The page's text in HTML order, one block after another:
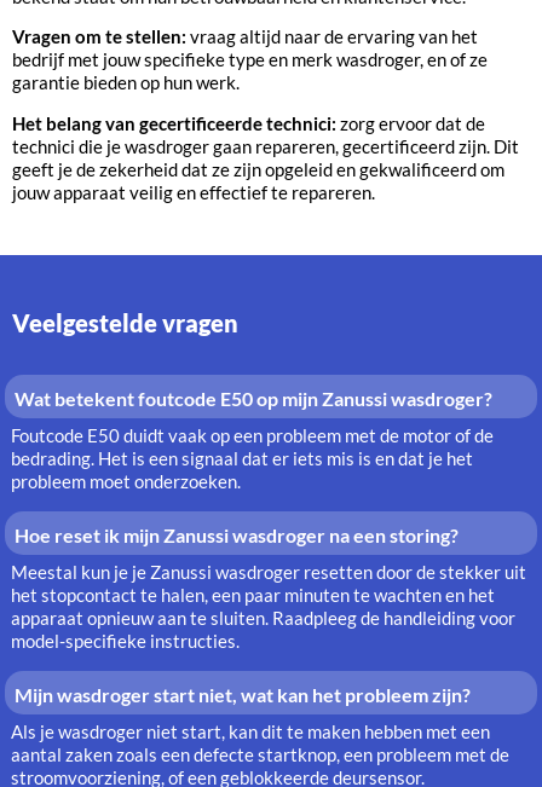
Vragen om te stellen: vraag altijd naar de ervaring van het
bedrijf met jouw specifieke type en merk wasdroger, en of ze
garantie bieden op hun werk.
Het belang van gecertificeerde technici: zorg ervoor dat de
technici die je wasdroger gaan repareren, gecertificeerd zijn. Dit
geeft je de zekerheid dat ze zijn opgeleid en gekwalificeerd om
jouw apparaat veilig en effectief te repareren.
Veelgestelde vragen
Wat betekent foutcode E50 op mijn Zanussi wasdroger?
Foutcode E50 duidt vaak op een probleem met de motor of de
bedrading. Het is een signaal dat er iets mis is en dat je het
probleem moet onderzoeken.
Hoe reset ik mijn Zanussi wasdroger na een storing?
Meestal kun je je Zanussi wasdroger resetten door de stekker uit
het stopcontact te halen, een paar minuten te wachten en het
apparaat opnieuw aan te sluiten. Raadpleeg de handleiding voor
model-specifieke instructies.
Mijn wasdroger start niet, wat kan het probleem zijn?
Als je wasdroger niet start, kan dit te maken hebben met een
aantal zaken zoals een defecte startknop, een probleem met de
stroomvoorziening, of een geblokkeerde deursensor.